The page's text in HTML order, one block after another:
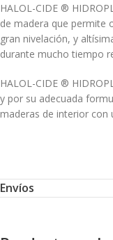
HALOL-CIDE ®
de madera que permite
gran nivelación, y
durante mucho tiempo
HALOL-CIDE ®
y por su adecuada
maderas de interior con
Envíos